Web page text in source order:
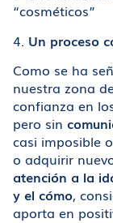
“cosméticos”
4. Un proceso
Como se ha
nuestra zona
confianza en
pero sin
casi imposible
o adquirir
atención a la
y el cómo,
aporta en